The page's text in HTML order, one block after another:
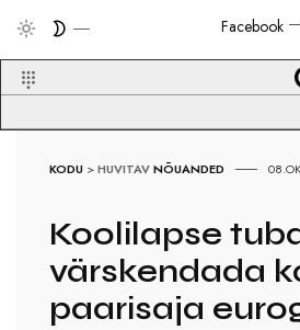
Facebook
KODU >HUVITAVNÕUANDED
Koolilapse
värskendada
paarisaja